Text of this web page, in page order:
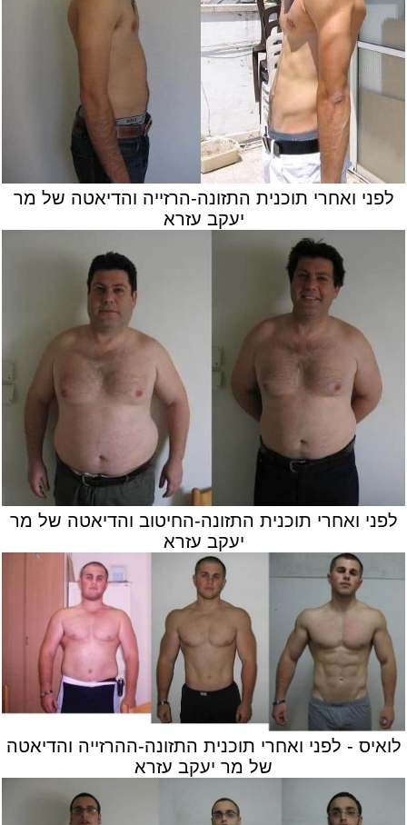
לפני ואחרי תוכנית התזונה-הרזייה והדיאטה של מר
יעקב עזרא
לפני ואחרי תוכנית התזונה-החיטוב והדיאטה של מר
יעקב עזרא
לואיס - לפני ואחרי תוכנית התזונה-ההרזייה והדיאטה
של מר יעקב עזרא